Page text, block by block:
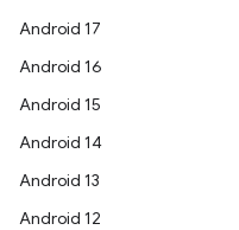
Android 17
Android 16
Android 15
Android 14
Android 13
Android 12